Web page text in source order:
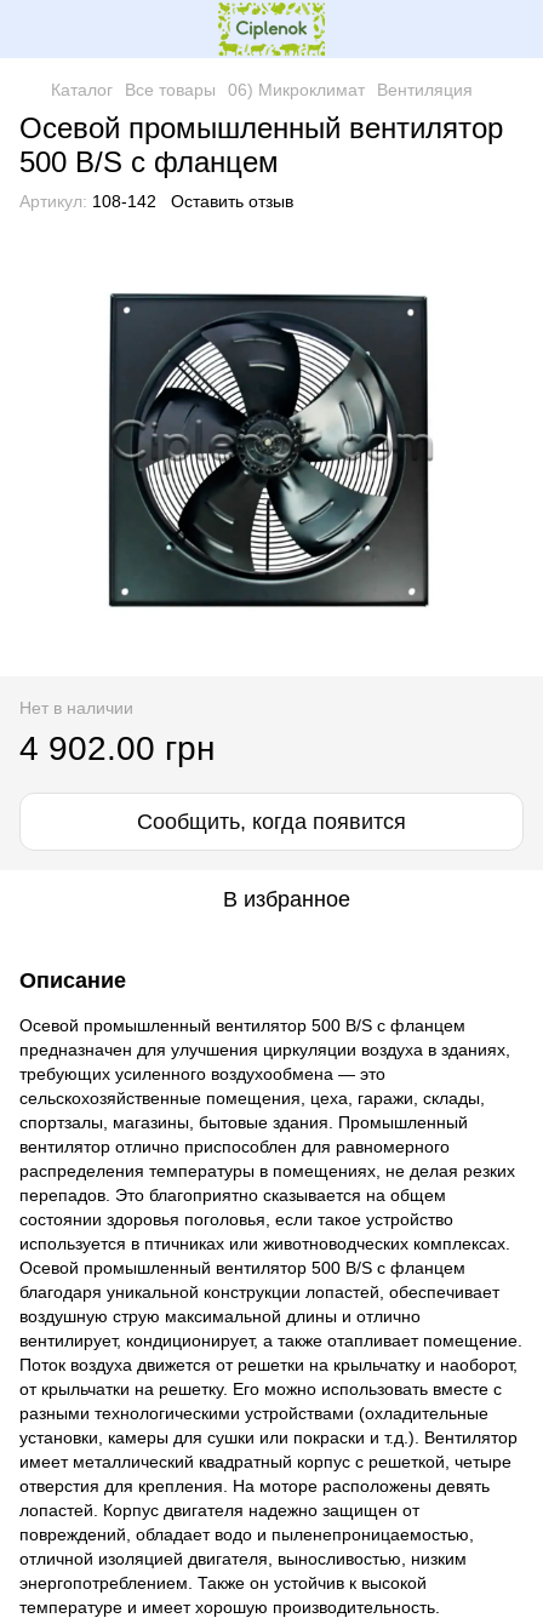
Каталог Все товары 06) Микроклимат Вентиляция
Осевой промышленный вентилятор
500 B/S с фланцем
Артикул: 108-142 Оставить отзыв
Нет в наличии
4 902.00 грн
Сообщить, когда появится
В избранное
Описание
Осевой промышленный вентилятор 500 B/S с фланцем
предназначен для улучшения циркуляции воздуха в зданиях,
требующих усиленного воздухообмена — это
сельскохозяйственные помещения, цеха, гаражи, склады,
спортзалы, магазины, бытовые здания. Промышленный
вентилятор отлично приспособлен для равномерного
распределения температуры в помещениях, не делая резких
перепадов. Это благоприятно сказывается на общем
состоянии здоровья поголовья, если такое устройство
используется в птичниках или животноводческих комплексах.
Осевой промышленный вентилятор 500 B/S с фланцем
благодаря уникальной конструкции лопастей, обеспечивает
воздушную струю максимальной длины и отлично
вентилирует, кондиционирует, а также отапливает помещение.
Поток воздуха движется от решетки на крыльчатку и наоборот,
от крыльчатки на решетку. Его можно использовать вместе с
разными технологическими устройствами (охладительные
установки, камеры для сушки или покраски и т.д.). Вентилятор
имеет металлический квадратный корпус с решеткой, четыре
отверстия для крепления. На моторе расположены девять
лопастей. Корпус двигателя надежно защищен от
повреждений, обладает водо и пыленепроницаемостью,
отличной изоляцией двигателя, выносливостью, низким
энергопотреблением. Также он устойчив к высокой
температуре и имеет хорошую производительность.